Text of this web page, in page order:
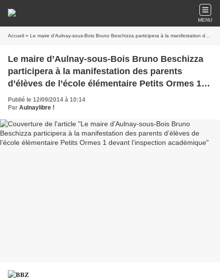
MENU
Accueil » Le maire d’Aulnay-sous-Bois Bruno Beschizza participera à la manifestation des parents d’élèves de l’école élémentaire Petits Ormes 1 devant l’inspection académique
Le maire d’Aulnay-sous-Bois Bruno Beschizza
participera à la manifestation des parents
d’élèves de l’école élémentaire Petits Ormes 1
devant l’inspection académique
Publié le 12/09/2014 à 10:14
Par Aulnaylibre !